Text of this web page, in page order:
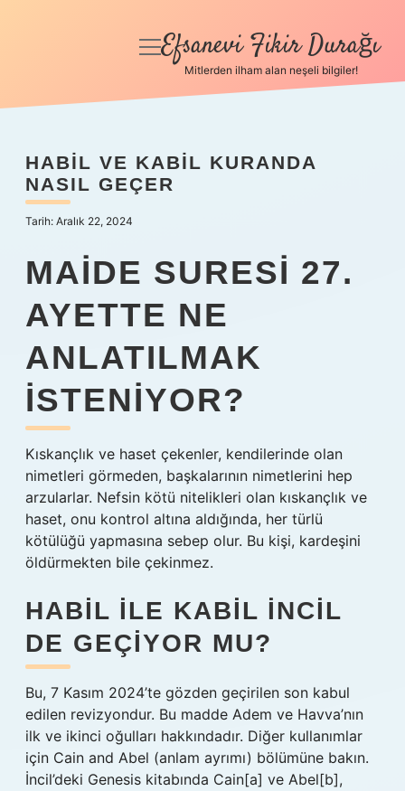
Anasayfa
Yasal Uyarı
Hakkımızda
menüyü
Efsanevi Fikir Durağı
Mitlerden ilham alan neşeli bilgiler!
HABIL VE KABIL KURANDA
NASIL GEÇER
Tarih: Aralık 22, 2024
MAIDE SURESI 27.
AYETTE NE
ANLATILMAK
ISTENIYOR?
Kıskançlık ve haset çekenler, kendilerinde olan
nimetleri görmeden, başkalarının nimetlerini hep
arzularlar. Nefsin kötü nitelikleri olan kıskançlık ve
haset, onu kontrol altına aldığında, her türlü
kötülüğü yapmasına sebep olur. Bu kişi, kardeşini
öldürmekten bile çekinmez.
HABIL ILE KABIL INCIL
DE GEÇIYOR MU?
Bu, 7 Kasım 2024’te gözden geçirilen son kabul
edilen revizyondur. Bu madde Adem ve Havva’nın
ilk ve ikinci oğulları hakkındadır. Diğer kullanımlar
için Cain and Abel (anlam ayrımı) bölümüne bakın.
İncil’deki Genesis kitabında Cain[a] ve Abel[b],